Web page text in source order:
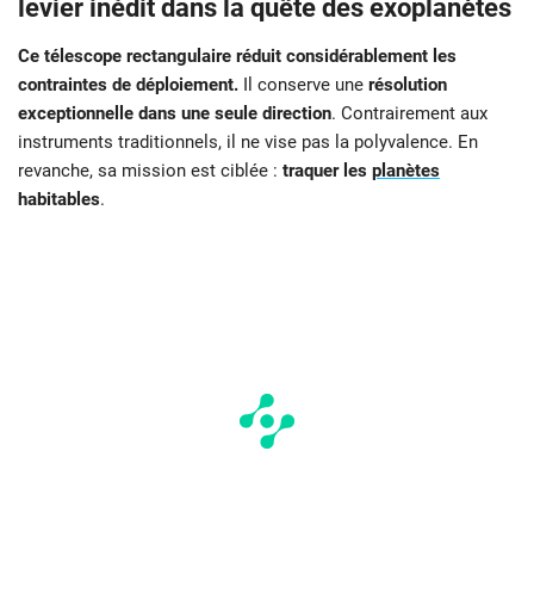
levier inédit dans la quête des exoplanètes
Ce télescope rectangulaire réduit considérablement les
contraintes de déploiement. Il conserve une résolution
exceptionnelle dans une seule direction. Contrairement aux
instruments traditionnels, il ne vise pas la polyvalence. En
revanche, sa mission est ciblée : traquer les planètes
habitables.